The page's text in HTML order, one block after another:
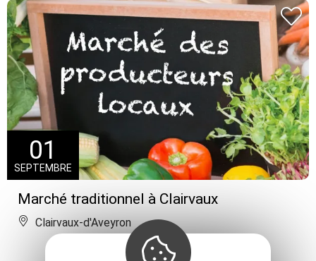
Marché traditionnel à Clairvaux
01
SEPTEMBRE
Clairvaux-d'Aveyron